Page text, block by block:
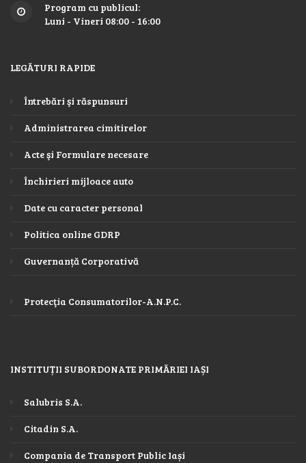
Program cu publicul:
Luni - Vineri 08:00 - 16:00
LEGĂTURI RAPIDE
Întrebări şi răspunsuri
Administrarea cimitirelor
Acte şi Formulare necesare
Închirieri mijloace auto
Date cu caracter personal
Politica online GDRP
Guvernanță Corporativă
Protecţia Consumatorilor-A.N.P.C.
INSTITUȚII SUBORDONATE PRIMĂRIEI IAȘI
Salubris S.A.
Citadin S.A.
Compania de Transport Public Iași